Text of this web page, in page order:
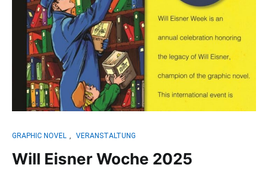
GRAPHIC NOVEL VERANSTALTUNG
Will Eisner Woche 2025